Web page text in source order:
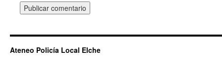
Ateneo Policía Local Elche